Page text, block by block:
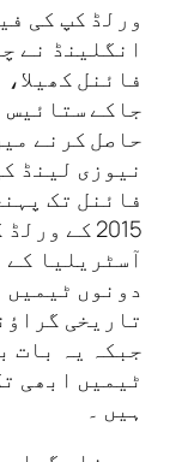
ورلڈ کپ کی
انگلینڈ نے
جاکے ستائیس
حاصل کرنے
نیوزی لینڈ
فائنل تک
2015 کے
آسٹریلیا
دونوں ٹیمیں
تاریخی
جبکہ یہ بات
ٹیمیں ابھی
ہیں ۔